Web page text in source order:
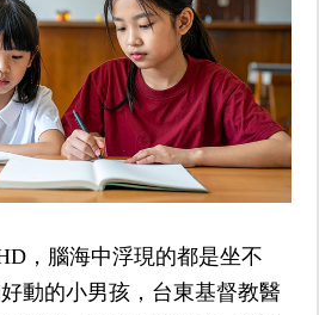
，腦海中浮現的都是坐不
動的小男孩， 台東基督教醫